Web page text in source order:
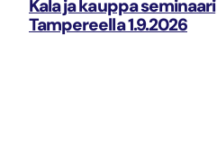
Kala ja kauppa seminaari
Tampereella 1.9.2026